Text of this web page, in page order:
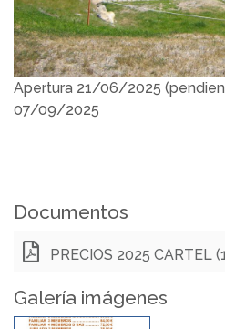
Apertura 21/06/2025
07/09/2025
Documentos
PRECIOS 2025 CARTEL
Galería imágenes